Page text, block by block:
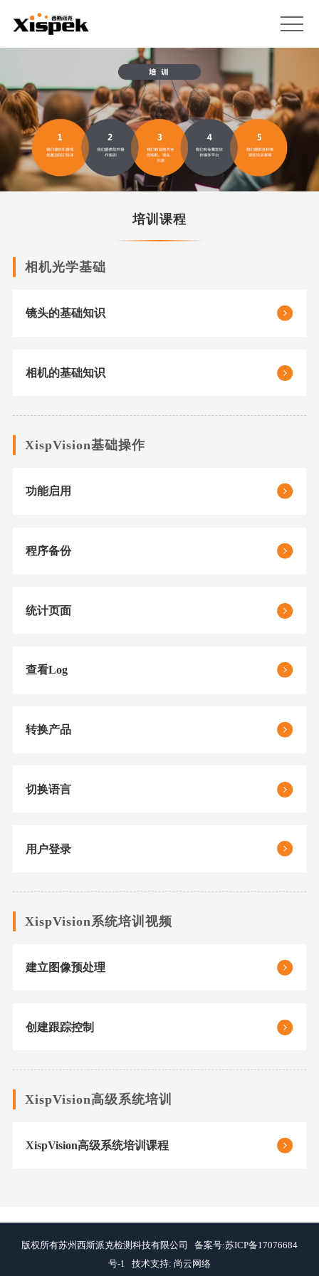
培训课程
相机光学基础
镜头的基础知识
相机的基础知识
XispVision基础操作
功能启用
程序备份
统计页面
查看Log
转换产品
切换语言
用户登录
XispVision系统培训视频
建立图像预处理
创建跟踪控制
XispVision高级系统培训
XispVision高级系统培训课程
版权所有苏州西斯派克检测科技有限公司 备案号:苏ICP备17076684
号-1 技术支持: 尚云网络